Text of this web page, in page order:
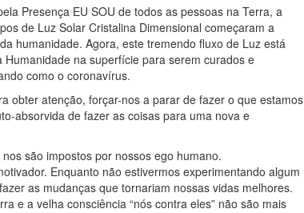
Presença EU SOU de todos as pessoas na Terra, a
de Luz Solar Cristalina Dimensional começaram a
humanidade. Agora, este tremendo fluxo de Luz está
na superfície para serem curados e
como o coronavírus.
obter atenção, forçar-nos a parar de fazer o que estamos
absorvida de fazer as coisas para uma nova e
são impostos por nossos ego humano.
Enquanto não estivermos experimentando algum
as mudanças que tornariam nossas vidas melhores.
e a velha consciência “nós contra eles” não são mais